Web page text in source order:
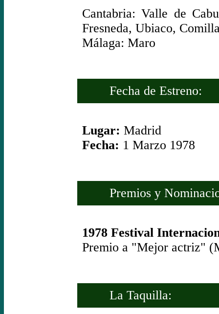
Cantabria: Valle de
Fresneda, Ubiaco,
Málaga: Maro
Fecha de Estreno:
Lugar: Madrid
Fecha: 1 Marzo 1978
Premios y
1978 Festival
Premio a "Mejor actriz"
La Taquilla: